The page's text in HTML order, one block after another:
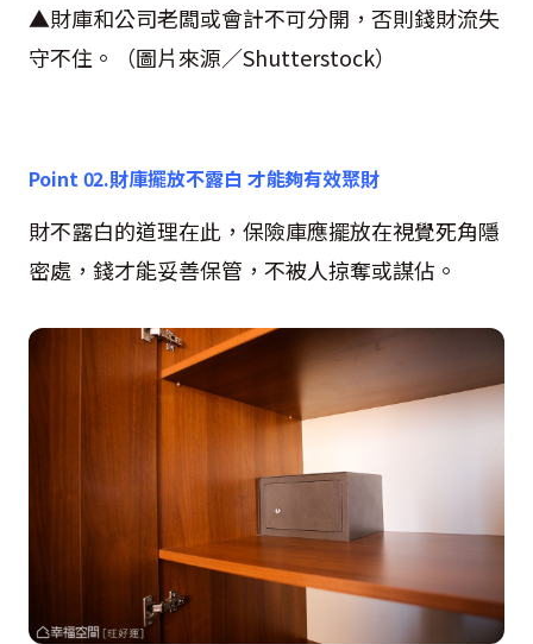
▲財庫和公司老闆或會計不可分開，否則錢財流失
守不住。（圖片來源／Shutterstock）
Point 02.財庫擺放不露白 才能夠有效聚財
財不露白的道理在此，保險庫應擺放在視覺死角隱
密處，錢才能妥善保管，不被人掠奪或謀佔。